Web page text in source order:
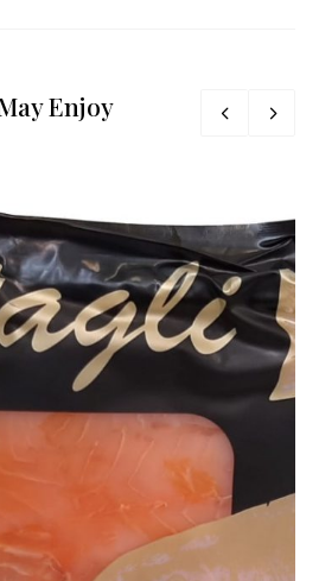
Enjoy